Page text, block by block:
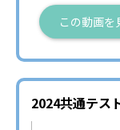
この動画
2024共通テス